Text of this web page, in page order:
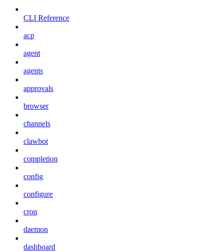
CLI Reference
acp
agent
agents
approvals
browser
channels
clawbot
completion
config
configure
cron
daemon
dashboard